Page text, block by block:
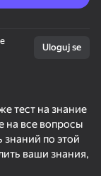
Uloguj se
тест на знание
на все вопросы
знаний по этой
ваши знания,